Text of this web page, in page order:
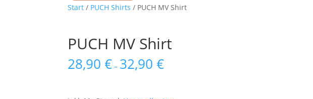
Start / PUCH Shirts / PUCH MV Shirt
PUCH MV Shirt
28,90€ – 32,90€